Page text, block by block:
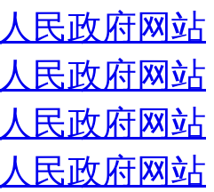
民政府网站
民政府网站
民政府网站
民政府网站